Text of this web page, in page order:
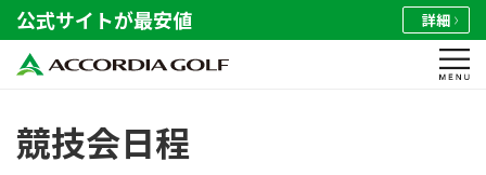
公式サイトが最安値 詳細
競技会日程